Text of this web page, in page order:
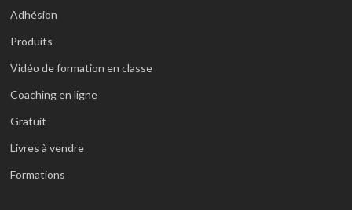
Adhésion
Produits
Vidéo de formation en classe
Coaching en ligne
Gratuit
Livres à vendre
Formations